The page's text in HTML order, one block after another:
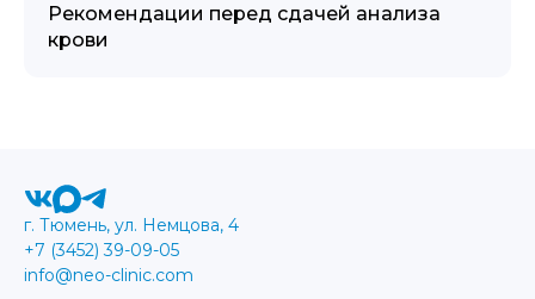
Рекомендации перед сдачей анализа
крови
г. Тюмень, ул. Немцова, 4
+7 (3452) 39-09-05
info@neo-clinic.com